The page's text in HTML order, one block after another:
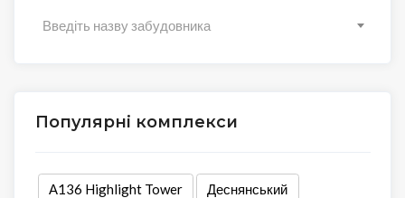
Введіть назву забудовника
Популярні комплекси
А136 Highlight Tower Деснянський